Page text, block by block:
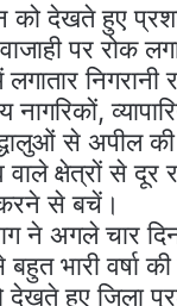
देखते हुए
पर रोक
निगरानी
से अपील
क्षेत्रों से दूर
से बचें।
ने अगले चार
भारी वर्षा
देखते हुए जिला